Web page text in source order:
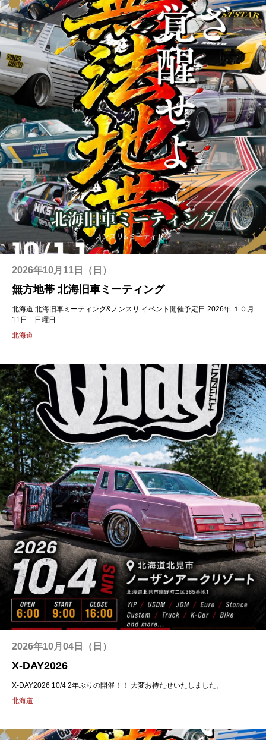
2026年10月11日（日）
無方地帯 北海旧車ミーティング
北海道 北海旧車ミーティング&ノンスリ イベント開催予定日 2026年 １０月
11日 日曜日
北海道
2026年10月04日（日）
X-DAY2026
X-DAY2026 10/4 2年ぶりの開催！！ 大変お待たせいたしました。
北海道